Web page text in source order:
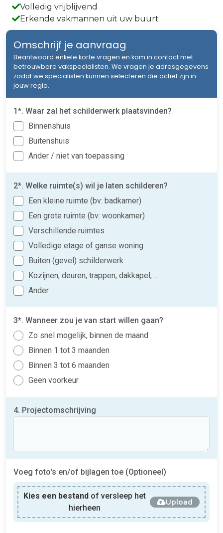
Volledig vrijblijvend
Erkende vakmannen uit uw buurt
Omschrijf je aanvraag
Beantwoord enkele korte vragen en kom in contact met
betrouwbare vakspecialisten. We vragen je adresgegevens
zodat we specialisten kunnen selecteren die actief zijn in
jouw regio.
1*. Waar zal het schilderwerk plaatsvinden?
Binnenshuis
Buitenshuis
Ander / niet van toepassing
2*. Welke ruimte(s) wil je laten schilderen?
Een kleine ruimte (bv: badkamer)
Een grote ruimte (bv: woonkamer)
Verschillende ruimtes
Volledige etage of ganse woning
Buiten (gevel) schilderwerk
Kozijnen, deuren, trappen, dakkapel, …
Ander
3*. Wanneer zou je van start willen gaan?
Zo snel mogelijk, binnen de maand
Binnen 1 tot 3 maanden
Binnen 3 tot 6 maanden
Geen voorkeur
4. Projectomschrijving
Voeg foto's en/of bijlagen toe (Optioneel)
Kies een bestand of versleep het
hierheen
Upload